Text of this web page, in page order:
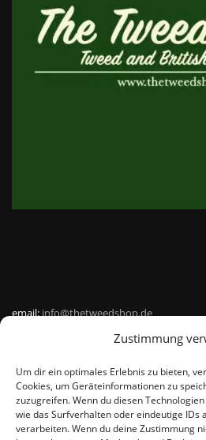
Zustimmung
Um dir ein optimales Erlebnis zu bieten,
Cookies, um Geräteinformationen zu
zuzugreifen. Wenn du diesen
wie das Surfverhalten oder eindeutige IDs
verarbeiten. Wenn du deine Zustimmung
email:info@thetweedshop.de
Kvk Nummer: 88959732
MWSnr: NL864836247B01